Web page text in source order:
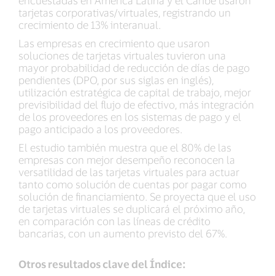
tarjetas corporativas/virtuales, registrando un
crecimiento de 13% interanual.
Las empresas en crecimiento que usaron
soluciones de tarjetas virtuales tuvieron una
mayor probabilidad de reducción de días de pago
pendientes (DPO, por sus siglas en inglés),
utilización estratégica de capital de trabajo, mejor
previsibilidad del flujo de efectivo, más integración
de los proveedores en los sistemas de pago y el
pago anticipado a los proveedores.
El estudio también muestra que el 80% de las
empresas con mejor desempeño reconocen la
versatilidad de las tarjetas virtuales para actuar
tanto como solución de cuentas por pagar como
solución de financiamiento. Se proyecta que el uso
de tarjetas virtuales se duplicará el próximo año,
en comparación con las líneas de crédito
bancarias, con un aumento previsto del 67%.
Otros resultados clave del Índice: